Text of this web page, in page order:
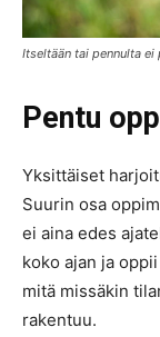
Itseltään tai pennulta
Pentu
Yksittäiset
Suurin osa
ei aina edes
koko ajan ja
mitä missäkin
rakentuu.